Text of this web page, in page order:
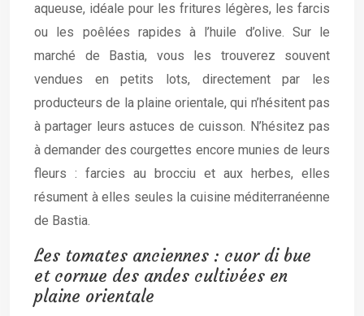
aqueuse, idéale pour les fritures légères, les farcis
ou les poêlées rapides à l’huile d’olive. Sur le
marché de Bastia, vous les trouverez souvent
vendues en petits lots, directement par les
producteurs de la plaine orientale, qui n’hésitent pas
à partager leurs astuces de cuisson. N’hésitez pas
à demander des courgettes encore munies de leurs
fleurs : farcies au brocciu et aux herbes, elles
résument à elles seules la cuisine méditerranéenne
de Bastia.
Les tomates anciennes : cuor di bue
et cornue des andes cultivées en
plaine orientale